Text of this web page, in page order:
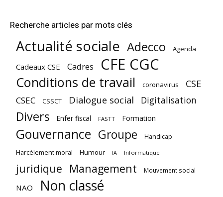
Recherche articles par mots clés
Actualité sociale Adecco Agenda
Cadeaux CSE Cadres CFE CGC
Conditions de travail coronavirus CSE
CSEC CSSCT Dialogue social Digitalisation
Divers Enfer fiscal FASTT Formation
Gouvernance Groupe Handicap
Harcèlement moral Humour IA Informatique
juridique Management Mouvement social
NAO Non classé